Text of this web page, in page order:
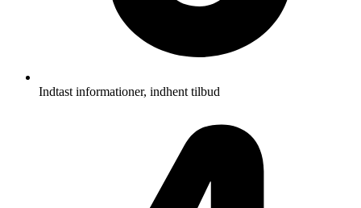
Indtast informationer, indhent tilbud